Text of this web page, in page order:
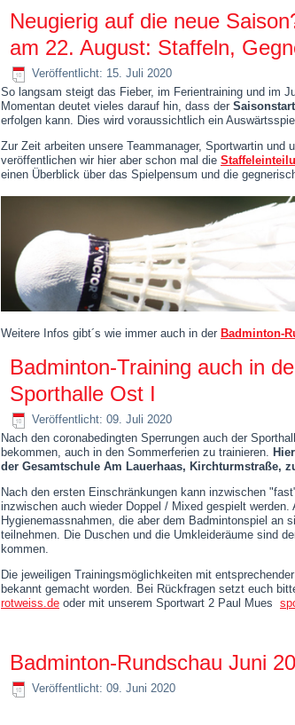
Neugierig auf die neue
am 22. August: Staffeln,
Veröffentlicht: 15. Juli 2020
So langsam steigt das Fieber, im Ferientraining und im
Momentan deutet vieles darauf hin, dass der
erfolgen kann. Dies wird voraussichtlich ein
Zur Zeit arbeiten unsere Teammanager, Sportwartin und
veröffentlichen wir hier aber schon mal die
einen Überblick über das Spielpensum und die
Weitere Infos gibt´s wie immer auch in der Badminton-
Badminton-Training auch in
Sporthalle Ost I
Veröffentlicht: 09. Juli 2020
Nach den coronabedingten Sperrungen auch der
bekommen, auch in den Sommerferien zu trainieren.
der Gesamtschule Am Lauerhaas, Kirchturmstraße,
Nach den ersten Einschränkungen kann inzwischen
inzwischen auch wieder Doppel / Mixed gespielt
Hygienemassnahmen, die aber dem Badmintonspiel an
teilnehmen. Die Duschen und die Umkleideräume sind
kommen.
Die jeweiligen Trainingsmöglichkeiten mit
bekannt gemacht worden. Bei Rückfragen setzt euch
rotweiss.de oder mit unserem Sportwart 2 Paul Mues
Badminton-Rundschau Juni
Veröffentlicht: 09. Juni 2020